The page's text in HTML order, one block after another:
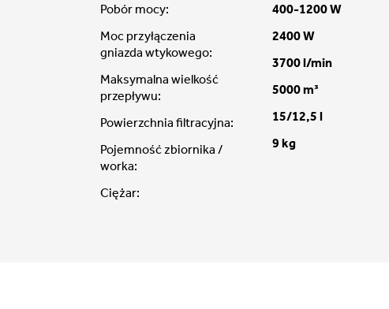
Pobór mocy:
Moc przyłączenia
gniazda wtykowego:
Maksymalna wielkość
przepływu:
Powierzchnia filtracyjna:
Pojemność zbiornika /
worka:
Ciężar:
400-1200 W
2400 W
3700 l/min
5000 m³
15/12,5 l
9 kg